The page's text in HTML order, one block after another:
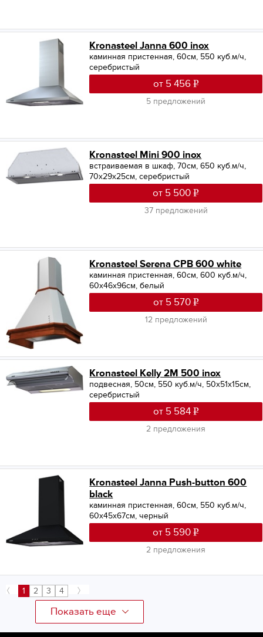
Kronasteel Janna 600 inox
каминная пристенная, 60см, 550 куб.м/ч,
серебристый
от 5 456
5 предложений
Kronasteel Mini 900 inox
встраиваемая в шкаф, 70см, 650 куб.м/ч,
70x29x25см, серебристый
от 5 500
37 предложений
Kronasteel Serena CPB 600 white
каминная пристенная, 60см, 600 куб.м/ч,
60x46x96см, белый
от 5 570
12 предложений
Kronasteel Kelly 2M 500 inox
подвесная, 50см, 550 куб.м/ч, 50x51x15см,
серебристый
от 5 584
2 предложения
Kronasteel Janna Push-button 600
black
каминная пристенная, 60см, 550 куб.м/ч,
60x45x67см, черный
от 5 590
2 предложения
1 2 3 4
Показать еще